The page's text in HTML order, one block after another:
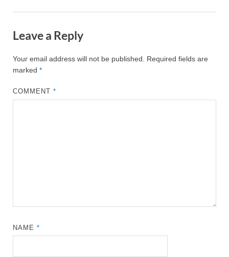
Leave a Reply
Your email address will not be published. Required fields are
marked *
COMMENT*
NAME*